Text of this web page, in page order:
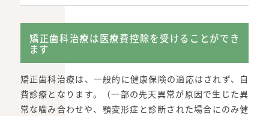
矯正歯科治療は医療費控除を受けることができ
ます
矯正歯科治療は、一般的に健康保険の適応はされず、自
費診療となります。（一部の先天異常が原因で生じた異
常な噛み合わせや、顎変形症と診断された場合にのみ健